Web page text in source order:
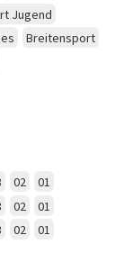
Jugend
Breitensport
02 01
02 01
02
01